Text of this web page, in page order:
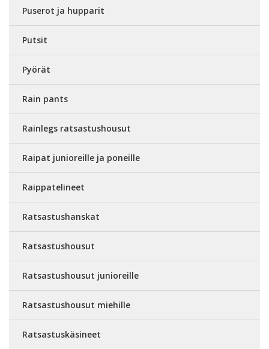
Puserot ja hupparit
Putsit
Pyörät
Rain pants
Rainlegs ratsastushousut
Raipat junioreille ja poneille
Raippatelineet
Ratsastushanskat
Ratsastushousut
Ratsastushousut junioreille
Ratsastushousut miehille
Ratsastuskäsineet